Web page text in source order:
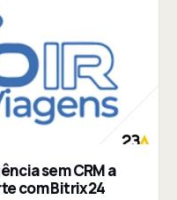
sem CRM a
com Bitrix24